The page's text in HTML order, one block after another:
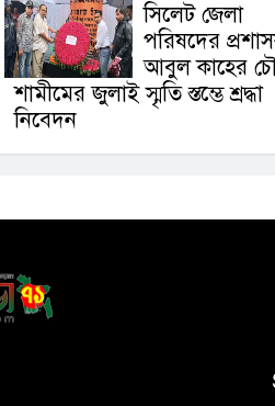
সিলেট জেলা
পরিষদের
আবুল কাহের
শামীমের জুলাই স্মৃতি স্তম্ভে শ্রদ্ধা
নিবেদন